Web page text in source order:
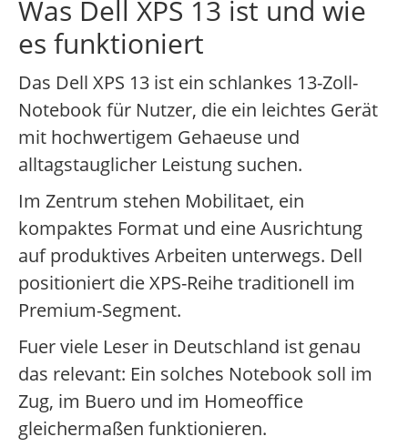
Was Dell XPS 13 ist und wie
es funktioniert
Das Dell XPS 13 ist ein schlankes 13-Zoll-
Notebook für Nutzer, die ein leichtes Gerät
mit hochwertigem Gehaeuse und
alltagstauglicher Leistung suchen.
Im Zentrum stehen Mobilitaet, ein
kompaktes Format und eine Ausrichtung
auf produktives Arbeiten unterwegs. Dell
positioniert die XPS-Reihe traditionell im
Premium-Segment.
Fuer viele Leser in Deutschland ist genau
das relevant: Ein solches Notebook soll im
Zug, im Buero und im Homeoffice
gleichermaßen funktionieren.